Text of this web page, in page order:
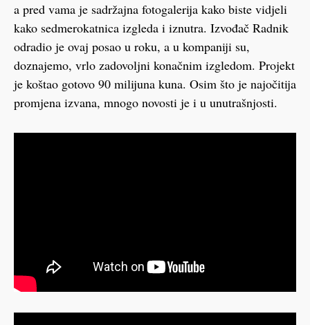
a pred vama je sadržajna fotogalerija kako biste vidjeli
kako sedmerokatnica izgleda i iznutra. Izvođač Radnik
odradio je ovaj posao u roku, a u kompaniji su,
doznajemo, vrlo zadovoljni konačnim izgledom. Projekt
je koštao gotovo 90 milijuna kuna. Osim što je najočitija
promjena izvana, mnogo novosti je i u unutrašnjosti.